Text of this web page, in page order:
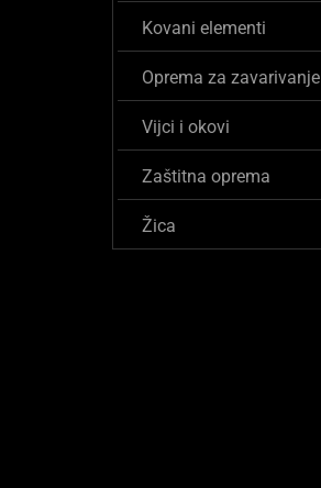
Kovani elementi
Oprema za zavarivanje
Vijci i okovi
Zaštitna oprema
Žica